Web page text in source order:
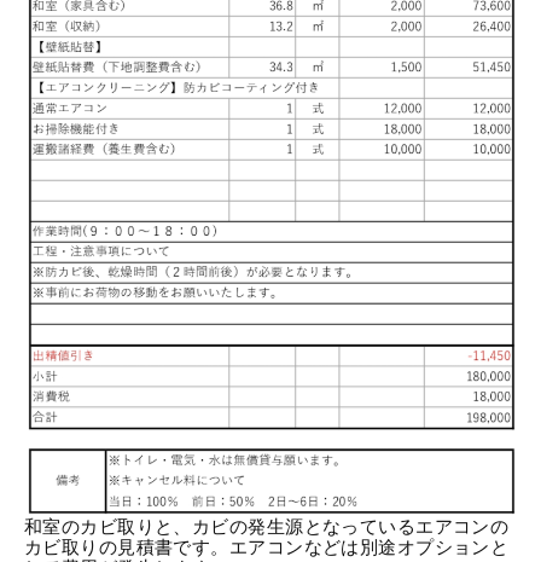
和室のカビ取りと、カビの発生源となっているエアコンの
カビ取りの見積書です。エアコンなどは別途オプションと